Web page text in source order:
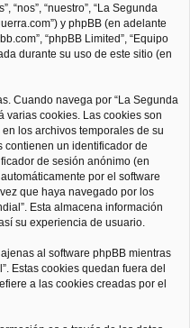
“nos”, “nuestro”, “La Segunda
y phpBB (en adelante
“phpBB Limited”, “Equipo
durante su uso de este sitio (en
Cuando navega por “La Segunda
varias cookies. Las cookies son
los archivos temporales de su
contienen un identificador de
de sesión anónimo (en
por el software
que haya navegado por los
Esta almacena información
su experiencia de usuario.
al software phpBB mientras
Estas cookies quedan fuera del
a las cookies creadas por el